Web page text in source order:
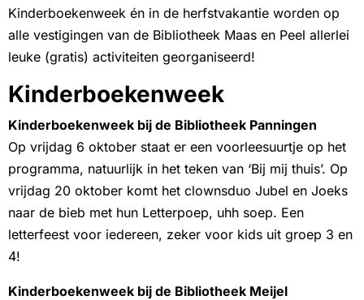
Kinderboekenweek én in de herfstvakantie worden op
alle vestigingen van de Bibliotheek Maas en Peel allerlei
leuke (gratis) activiteiten georganiseerd!
Kinderboekenweek
Kinderboekenweek bij de Bibliotheek Panningen
Op vrijdag 6 oktober staat er een voorleesuurtje op het
programma, natuurlijk in het teken van ‘Bij mij thuis’. Op
vrijdag 20 oktober komt het clownsduo Jubel en Joeks
naar de bieb met hun Letterpoep, uhh soep. Een
letterfeest voor iedereen, zeker voor kids uit groep 3 en
4!
Kinderboekenweek bij de Bibliotheek Meijel